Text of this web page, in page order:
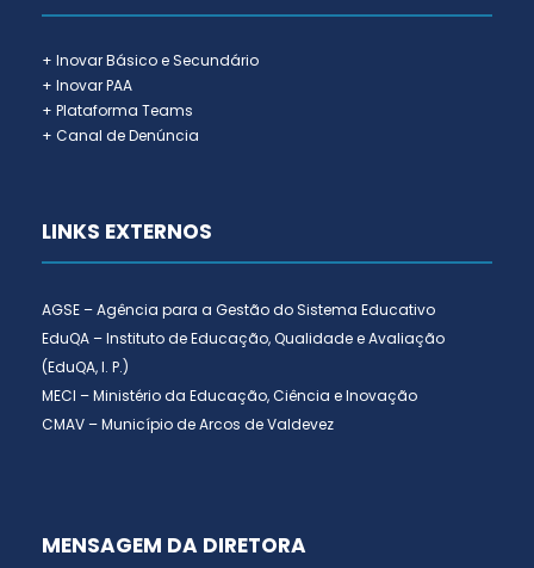
+ Inovar Básico e Secundário
+ Inovar PAA
+ Plataforma Teams
+ Canal de Denúncia
LINKS EXTERNOS
AGSE – Agência para a Gestão do Sistema Educativo
EduQA – Instituto de Educação, Qualidade e Avaliação
(EduQA, I. P.)
MECI – Ministério da Educação, Ciência e Inovação
CMAV – Município de Arcos de Valdevez
MENSAGEM DA DIRETORA